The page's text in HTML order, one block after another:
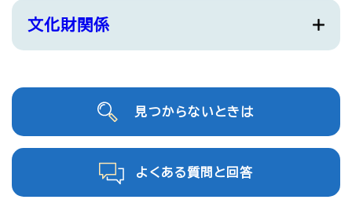
文化財関係
見つからないときは
よくある質問と回答